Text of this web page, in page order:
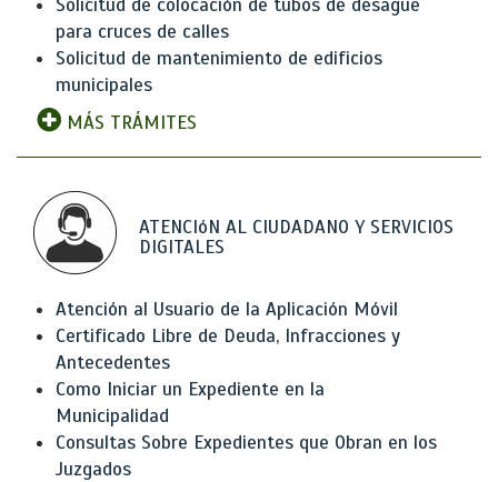
Solicitud de colocación de tubos de desagüe
para cruces de calles
Solicitud de mantenimiento de edificios
municipales
MÁS TRÁMITES
ATENCIóN AL CIUDADANO Y SERVICIOS
DIGITALES
Atención al Usuario de la Aplicación Móvil
Certificado Libre de Deuda, Infracciones y
Antecedentes
Como Iniciar un Expediente en la
Municipalidad
Consultas Sobre Expedientes que Obran en los
Juzgados